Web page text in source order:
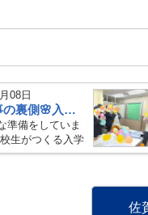
08日
学校行事の裏側🌸入学式
準備をしていま
生がつくる入学
迎えるための、
佐